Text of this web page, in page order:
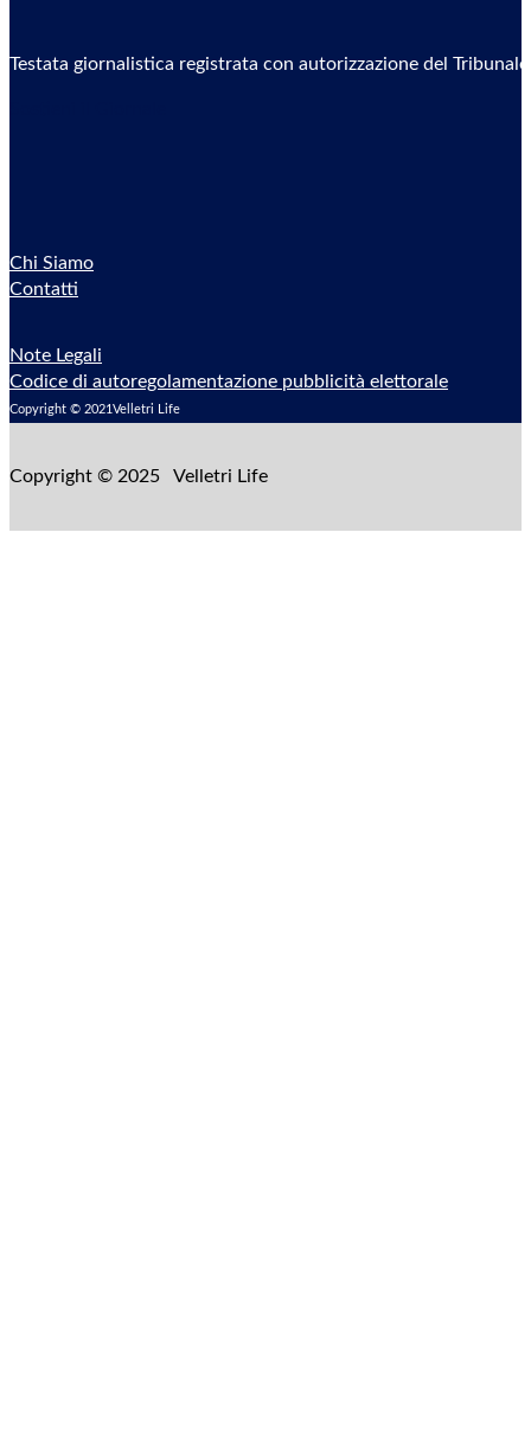
Testata giornalistica registrata con autorizzazione del
Chi Siamo
Contatti
Note Legali
Codice di autoregolamentazione pubblicità elettorale
Copyright © 2021Velletri Life
Copyright © 2025 Velletri Life